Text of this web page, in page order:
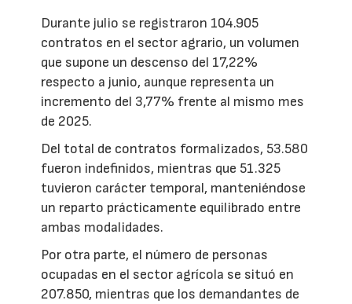
Durante julio se registraron 104.905
contratos en el sector agrario, un volumen
que supone un descenso del 17,22%
respecto a junio, aunque representa un
incremento del 3,77% frente al mismo mes
de 2025.
Del total de contratos formalizados, 53.580
fueron indefinidos, mientras que 51.325
tuvieron carácter temporal, manteniéndose
un reparto prácticamente equilibrado entre
ambas modalidades.
Por otra parte, el número de personas
ocupadas en el sector agrícola se situó en
207.850, mientras que los demandantes de